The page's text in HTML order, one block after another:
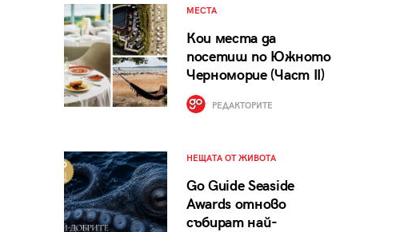
МЕСТА
Кои места да
посетиш по Южното
Черноморие (Част II)
РЕДАКТОРИТЕ
НЕЩАТА ОТ ЖИВОТА
Go Guide Seaside
Awards отново
събират най-